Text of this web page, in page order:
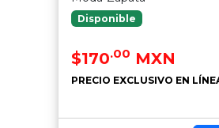
Disponible
$170.00 MXN
PRECIO EXCLUSIVO EN